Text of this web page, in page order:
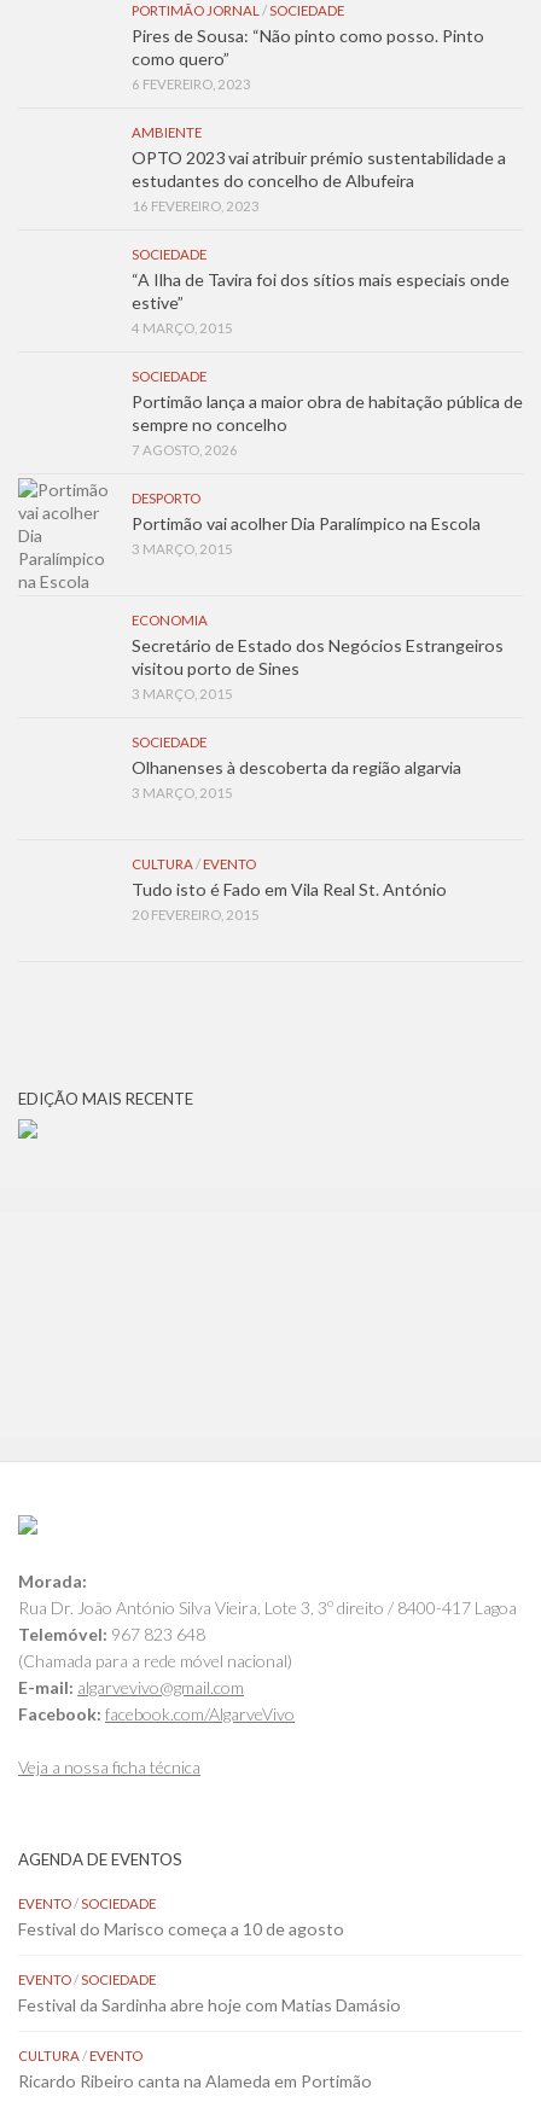
PORTIMÃO JORNAL /SOCIEDADE
Pires de Sousa: “Não pinto como posso. Pinto
como quero”
6 FEVEREIRO, 2023
AMBIENTE
OPTO 2023 vai atribuir prémio sustentabilidade a
estudantes do concelho de Albufeira
16 FEVEREIRO, 2023
SOCIEDADE
“A Ilha de Tavira foi dos sítios mais especiais onde
estive”
4 MARÇO, 2015
SOCIEDADE
Portimão lança a maior obra de habitação pública de
sempre no concelho
7 AGOSTO, 2026
DESPORTO
Portimão vai acolher Dia Paralímpico na Escola
3 MARÇO, 2015
ECONOMIA
Secretário de Estado dos Negócios Estrangeiros
visitou porto de Sines
3 MARÇO, 2015
SOCIEDADE
Olhanenses à descoberta da região algarvia
3 MARÇO, 2015
CULTURA/ EVENTO
Tudo isto é Fado em Vila Real St. António
20 FEVEREIRO, 2015
EDIÇÃO MAIS RECENTE
Morada:
Rua Dr. João António Silva Vieira, Lote 3, 3º direito / 8400-417 Lagoa
Telemóvel: 967 823 648
(Chamada para a rede móvel nacional)
E-mail: algarvevivo@gmail.com
Facebook: facebook.com/AlgarveVivo
Veja a nossa ficha técnica
AGENDA DE EVENTOS
EVENTO/SOCIEDADE
Festival do Marisco começa a 10 de agosto
EVENTO/SOCIEDADE
Festival da Sardinha abre hoje com Matias Damásio
CULTURA/EVENTO
Ricardo Ribeiro canta na Alameda em Portimão